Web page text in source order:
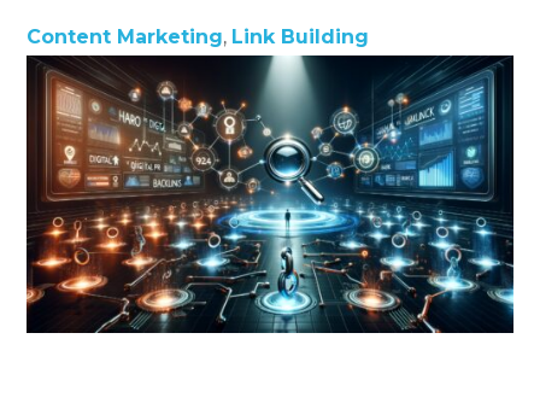
Content Marketing, Link Building